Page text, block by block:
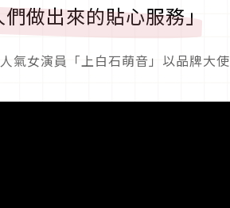
做出來的貼心服務」
女演員「上白石萌音」以品牌大使